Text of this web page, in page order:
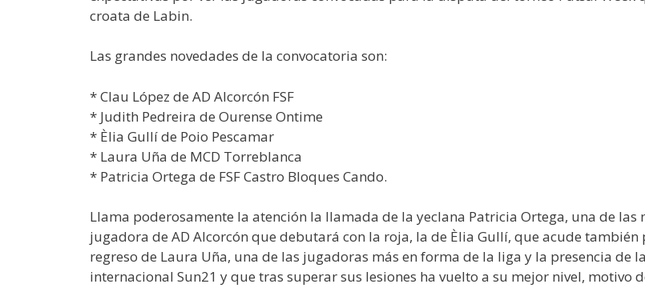
croata de Labin.
Las grandes novedades de la convocatoria son:
* Clau López de AD Alcorcón FSF
* Judith Pedreira de Ourense Ontime
* Èlia Gullí de Poio Pescamar
* Laura Uña de MCD Torreblanca
* Patricia Ortega de FSF Castro Bloques Cando.
Llama poderosamente la atención la llamada de la yeclana Patricia Ortega, una de
jugadora de AD Alcorcón que debutará con la roja, la de Èlia Gullí, que acude
regreso de Laura Uña, una de las jugadoras más en forma de la liga y la presencia de
internacional Sun21 y que tras superar sus lesiones ha vuelto a su mejor nivel, motivo